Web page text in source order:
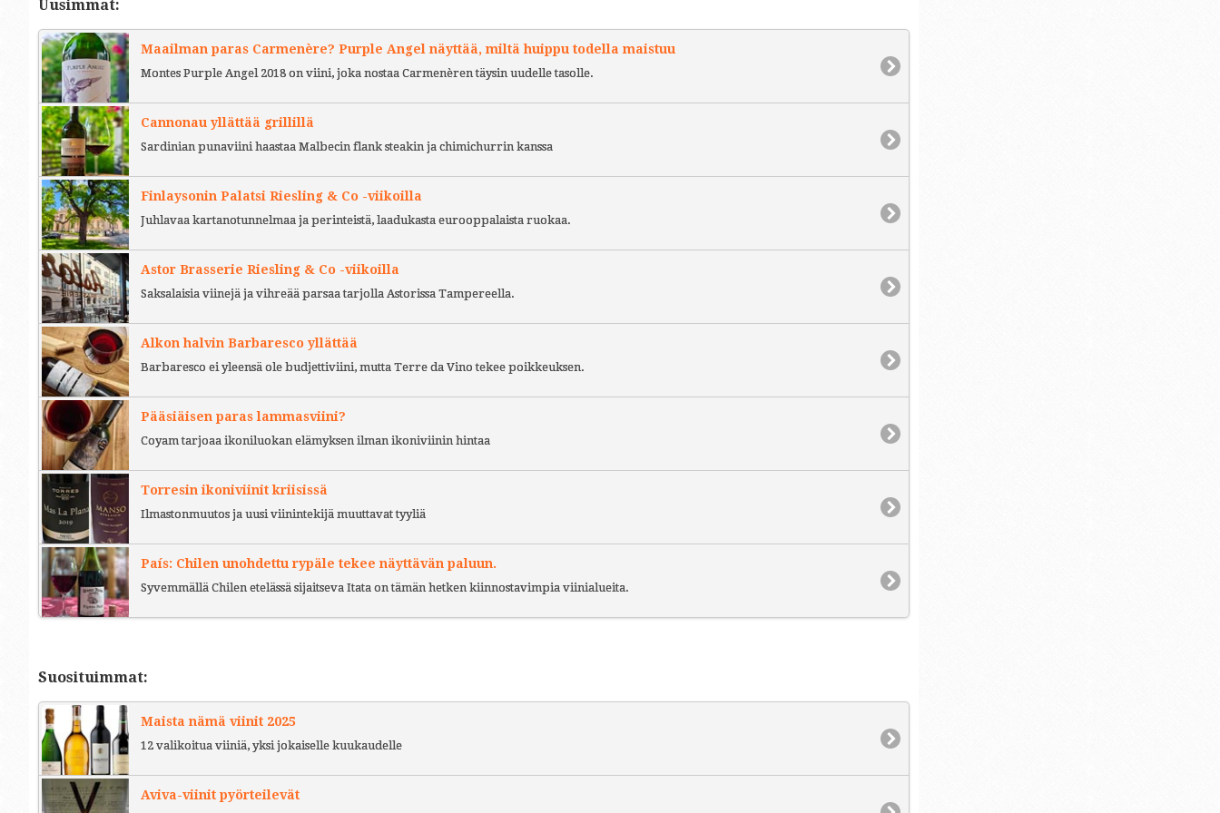
Uusimmat:
Maailman paras Carmenère? Purple Angel näyttää, miltä huippu todella maistuu
Montes Purple Angel 2018 on viini, joka nostaa Carmenèren täysin uudelle tasolle.
Cannonau yllättää grillillä
Sardinian punaviini haastaa Malbecin flank steakin ja chimichurrin kanssa
Finlaysonin Palatsi Riesling & Co -viikoilla
Juhlavaa kartanotunnelmaa ja perinteistä, laadukasta eurooppalaista ruokaa.
Astor Brasserie Riesling & Co -viikoilla
Saksalaisia viinejä ja vihreää parsaa tarjolla Astorissa Tampereella.
Alkon halvin Barbaresco yllättää
Barbaresco ei yleensä ole budjettiviini, mutta Terre da Vino tekee poikkeuksen.
Pääsiäisen paras lammasviini?
Coyam tarjoaa ikoniluokan elämyksen ilman ikoniviinin hintaa
Torresin ikoniviinit kriisissä
Ilmastonmuutos ja uusi viinintekijä muuttavat tyyliä
País: Chilen unohdettu rypäle tekee näyttävän paluun.
Syvemmällä Chilen etelässä sijaitseva Itata on tämän hetken kiinnostavimpia viinialueita.
Suosituimmat:
Maista nämä viinit 2025
12 valikoitua viiniä, yksi jokaiselle kuukaudelle
Aviva-viinit pyörteilevät